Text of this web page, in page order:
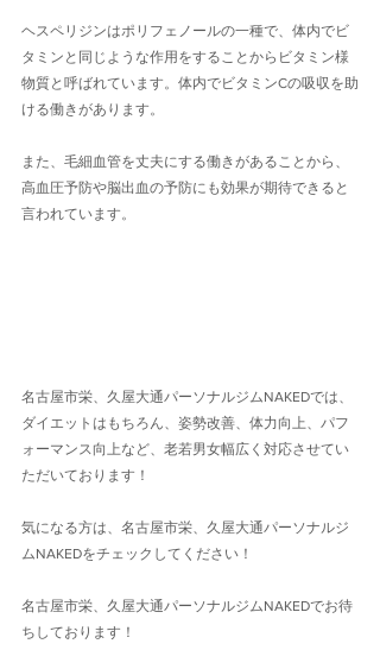
ヘスペリジンはポリフェノールの一種で、体内でビ
タミンと同じような作用をすることからビタミン様
物質と呼ばれています。体内でビタミンCの吸収を助
ける働きがあります。
また、毛細血管を丈夫にする働きがあることから、
高血圧予防や脳出血の予防にも効果が期待できると
言われています。
名古屋市栄、久屋大通パーソナルジムNAKEDでは、
ダイエットはもちろん、姿勢改善、体力向上、パフ
ォーマンス向上など、老若男女幅広く対応させてい
ただいております！
気になる方は、名古屋市栄、久屋大通パーソナルジ
ムNAKEDをチェックしてください！
名古屋市栄、久屋大通パーソナルジムNAKEDでお待
ちしております！